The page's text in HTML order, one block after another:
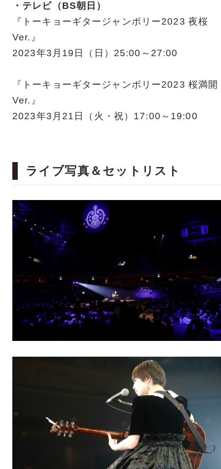
・テレビ（BS朝日）
『トーキョーギタージャンボリー2023 夜桜
Ver.』
2023年3月19日（日）25:00～27:00
『トーキョーギタージャンボリー2023 桜満開
Ver.』
2023年3月21日（火・祝）17:00～19:00
ライブ写真＆セットリスト